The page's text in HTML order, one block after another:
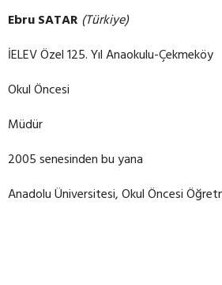
EbruSATAR (Türkiye)
İELEV Özel 125. Yıl Anaokulu-Çekmeköy
Okul Öncesi
Müdür
2005 senesinden bu yana
Anadolu Üniversitesi, Okul Öncesi